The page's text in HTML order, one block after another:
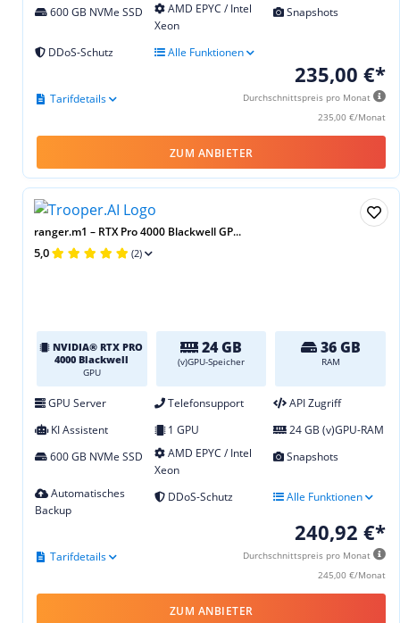
600 GB NVMe SSD
AMD EPYC / Intel
Xeon
Snapshots
DDoS-Schutz Alle Funktionen
235,00 €*
Durchschnittspreis pro Monat
235,00 €/Monat
Tarifdetails
ZUM ANBIETER
ranger.m1 – RTX Pro 4000 Blackwell GP...
5,0 (2)
NVIDIA® RTX PRO
4000 Blackwell
GPU
24 GB
(v)GPU-Speicher
36 GB
RAM
GPU Server Telefonsupport
API Zugriff
KI Assistent
1 GPU
24 GB (v)GPU-RAM
600 GB NVMe SSD
AMD EPYC / Intel
Xeon
Snapshots
Automatisches
Backup
DDoS-Schutz Alle Funktionen
240,92 €*
Durchschnittspreis pro Monat
245,00 €/Monat
Tarifdetails
ZUM ANBIETER